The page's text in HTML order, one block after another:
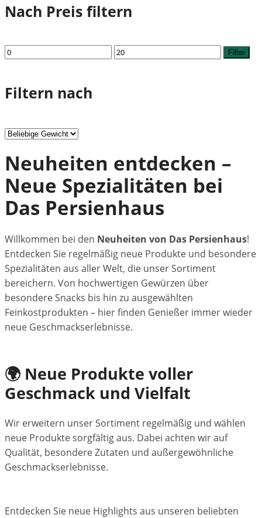
Nach Preis filtern
Min.
Preis
Max.
Preis
Filter
Filtern nach
Neuheiten entdecken –
Neue Spezialitäten bei
Das Persienhaus
Willkommen bei den Neuheiten von Das Persienhaus!
Entdecken Sie regelmäßig neue Produkte und besondere
Spezialitäten aus aller Welt, die unser Sortiment
bereichern. Von hochwertigen Gewürzen über
besondere Snacks bis hin zu ausgewählten
Feinkostprodukten – hier finden Genießer immer wieder
neue Geschmackserlebnisse.
🌍 Neue Produkte voller
Geschmack und Vielfalt
Wir erweitern unser Sortiment regelmäßig und wählen
neue Produkte sorgfältig aus. Dabei achten wir auf
Qualität, besondere Zutaten und außergewöhnliche
Geschmackserlebnisse.
Entdecken Sie neue Highlights aus unseren beliebten